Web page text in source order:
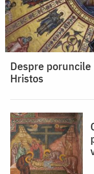
Despre
Hristos